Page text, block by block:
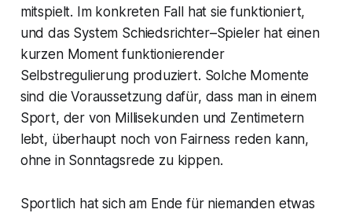
mitspielt. Im konkreten Fall hat sie funktioniert,
und das System Schiedsrichter–Spieler hat einen
kurzen Moment funktionierender
Selbstregulierung produziert. Solche Momente
sind die Voraussetzung dafür, dass man in einem
Sport, der von Millisekunden und Zentimetern
lebt, überhaupt noch von Fairness reden kann,
ohne in Sonntagsrede zu kippen.
Sportlich hat sich am Ende für niemanden etwas